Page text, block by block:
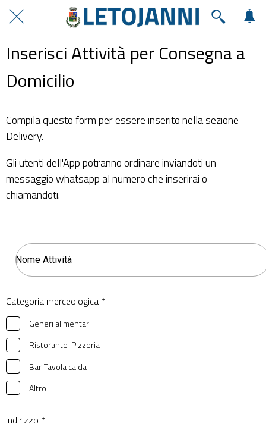
Inserisci Attività per Consegna a
Domicilio
Compila questo form per essere inserito nella sezione
Delivery.
Gli utenti dell'App potranno ordinare inviandoti un
messaggio whatsapp al numero che inserirai o
chiamandoti.
Categoria merceologica *
Generi alimentari
Ristorante-Pizzeria
Bar-Tavola calda
Altro
Indirizzo *